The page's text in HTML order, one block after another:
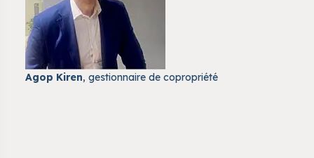
Agop Kiren, gestionnaire de copropriété